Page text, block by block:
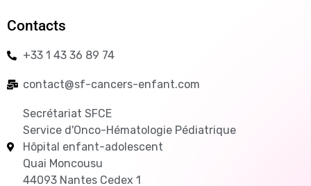
Contacts
+33 1 43 36 89 74
contact@sf-cancers-enfant.com
Secrétariat SFCE
Service d'Onco-Hématologie Pédiatrique
Hôpital enfant-adolescent
Quai Moncousu
44093 Nantes Cedex 1